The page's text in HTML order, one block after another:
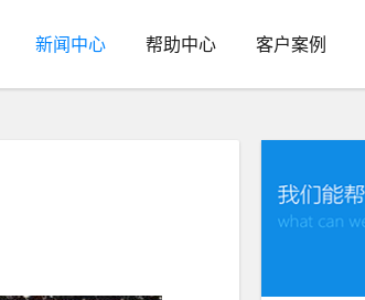
新闻中心 帮助中心 客户案例